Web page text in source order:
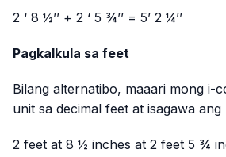
2 ‘ 8 ½’’ + 2 ‘ 5 ¾’’ = 5’ 2 ¼’’
Pagkalkula sa feet
Bilang alternatibo, maaari mong i-
unit sa decimal feet at isagawa ang
2 feet at 8 ½ inches at 2 feet 5 ¾